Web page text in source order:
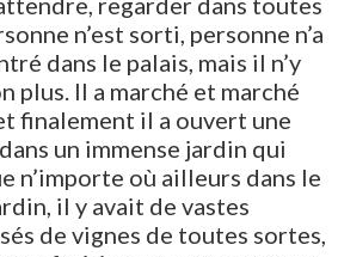
n’est sorti, personne n’a
dans le palais, mais il n’y
plus. Il a marché et marché
finalement il a ouvert une
un immense jardin qui
n’importe où ailleurs dans le
il y avait de vastes
de vignes de toutes sortes,